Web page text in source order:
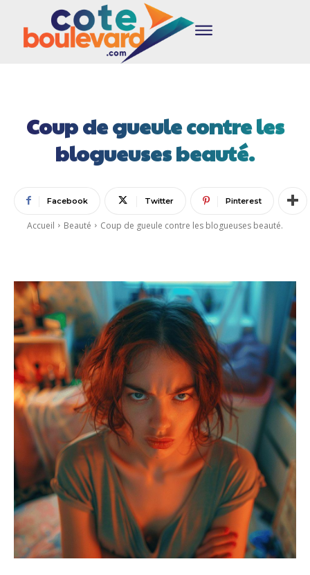
Coup de gueule contre les
blogueuses beauté.
Facebook Twitter Pinterest
Accueil Beauté Coup de gueule contre les blogueuses beauté.